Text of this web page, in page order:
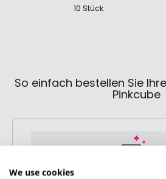
10 Stück
So einfach bestellen Sie
Pinkcube
We use cookies